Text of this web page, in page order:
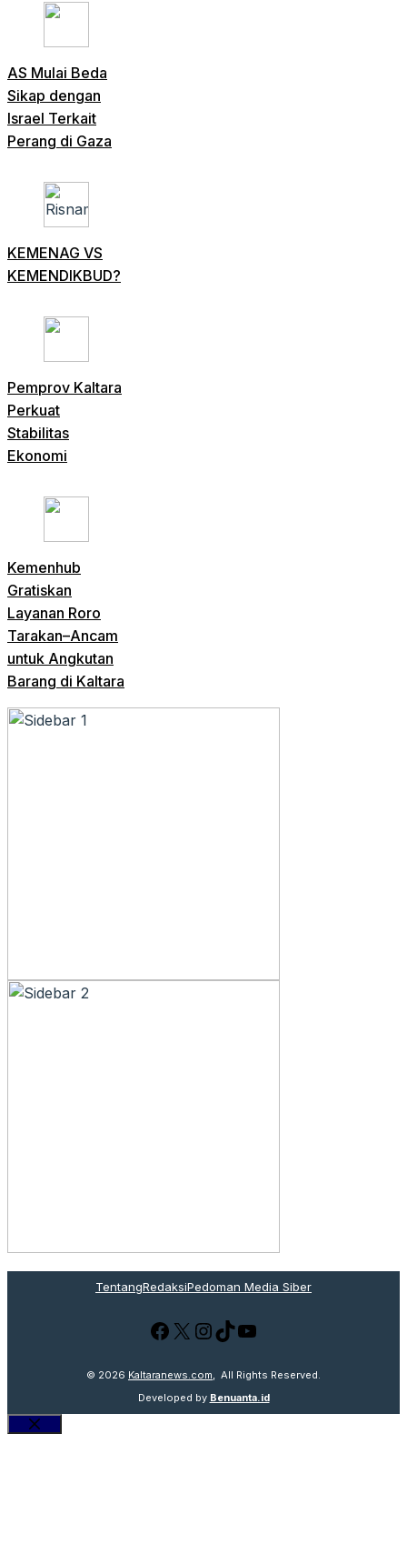
AS Mulai Beda
Sikap dengan
Israel Terkait
Perang di Gaza
KEMENAG VS
KEMENDIKBUD?
Pemprov Kaltara
Perkuat
Stabilitas
Ekonomi
Kemenhub
Gratiskan
Layanan Roro
Tarakan–Ancam
untuk Angkutan
Barang di Kaltara
TentangRedaksiPedoman Media Siber
Facebook
X Instagram
TikTok
YouTube
© 2026 Kaltaranews.com , All Rights Reserved.
Developed by Benuanta.id
Close